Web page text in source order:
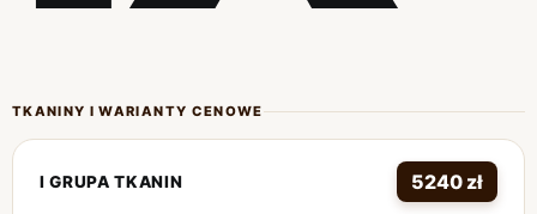
TKANINY I WARIANTY CENOWE
I GRUPA TKANIN 5240 zł